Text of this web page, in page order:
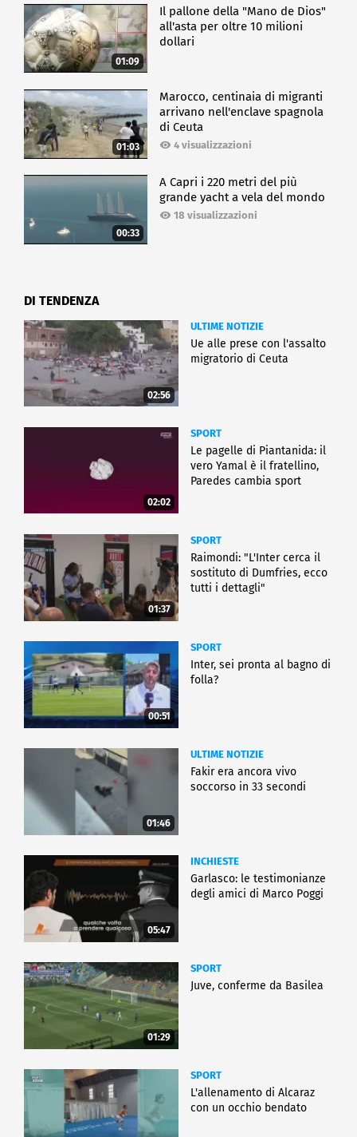
01:09
Il pallone della "Mano de Dios"
all'asta per oltre 10 milioni
dollari
01:03
Marocco, centinaia di migranti
arrivano nell'enclave spagnola
di Ceuta
4 visualizzazioni
00:33
A Capri i 220 metri del più
grande yacht a vela del mondo
18 visualizzazioni
DI TENDENZA
02:56
ULTIME NOTIZIE
Ue alle prese con l'assalto
migratorio di Ceuta
02:02
SPORT
Le pagelle di Piantanida: il
vero Yamal è il fratellino,
Paredes cambia sport
01:37
SPORT
Raimondi: "L'Inter cerca il
sostituto di Dumfries, ecco
tutti i dettagli"
00:51
SPORT
Inter, sei pronta al bagno di
folla?
01:46
ULTIME NOTIZIE
Fakir era ancora vivo
soccorso in 33 secondi
05:47
INCHIESTE
Garlasco: le testimonianze
degli amici di Marco Poggi
01:29
SPORT
Juve, conferme da Basilea
SPORT
L'allenamento di Alcaraz
con un occhio bendato